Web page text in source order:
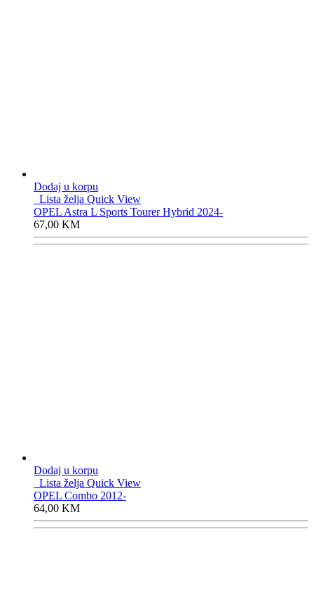
Dodaj u korpu
Lista želja Quick View
OPEL Astra L Sports Tourer Hybrid 2024-
67,00 KM
Dodaj u korpu
Lista želja Quick View
OPEL Combo 2012-
64,00 KM